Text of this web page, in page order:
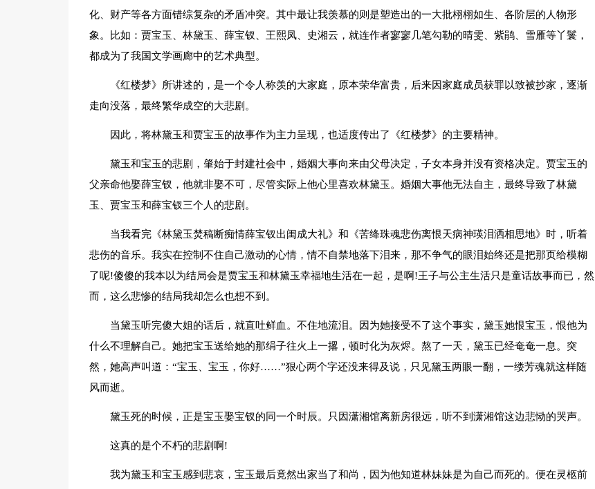
化、财产等各方面错综复杂的矛盾冲突。其中最让我羡慕的则是塑造出的一大批栩栩如生、各阶层的人物形
象。比如：贾宝玉、林黛玉、薛宝钗、王熙凤、史湘云，就连作者寥寥几笔勾勒的晴雯、紫鹃、雪雁等丫鬟，
都成为了我国文学画廊中的艺术典型。
《红楼梦》所讲述的，是一个令人称羡的大家庭，原本荣华富贵，后来因家庭成员获罪以致被抄家，逐渐
走向没落，最终繁华成空的大悲剧。
因此，将林黛玉和贾宝玉的故事作为主力呈现，也适度传出了《红楼梦》的主要精神。
黛玉和宝玉的悲剧，肇始于封建社会中，婚姻大事向来由父母决定，子女本身并没有资格决定。贾宝玉的
父亲命他娶薛宝钗，他就非娶不可，尽管实际上他心里喜欢林黛玉。婚姻大事他无法自主，最终导致了林黛
玉、贾宝玉和薛宝钗三个人的悲剧。
当我看完《林黛玉焚稿断痴情薛宝钗出闺成大礼》和《苦绛珠魂悲伤离恨天病神瑛泪洒相思地》时，听着
悲伤的音乐。我实在控制不住自己激动的心情，情不自禁地落下泪来，那不争气的眼泪始终还是把那页给模糊
了呢!傻傻的我本以为结局会是贾宝玉和林黛玉幸福地生活在一起，是啊!王子与公主生活只是童话故事而已，然
而，这么悲惨的结局我却怎么也想不到。
当黛玉听完傻大姐的话后，就直吐鲜血。不住地流泪。因为她接受不了这个事实，黛玉她恨宝玉，恨他为
什么不理解自己。她把宝玉送给她的那绢子往火上一撂，顿时化为灰烬。熬了一天，黛玉已经奄奄一息。突
然，她高声叫道：“宝玉、宝玉，你好……”狠心两个字还没来得及说，只见黛玉两眼一翻，一缕芳魂就这样随
风而逝。
黛玉死的时候，正是宝玉娶宝钗的同一个时辰。只因潇湘馆离新房很远，听不到潇湘馆这边悲恸的哭声。
这真的是个不朽的悲剧啊!
我为黛玉和宝玉感到悲哀，宝玉最后竟然出家当了和尚，因为他知道林妹妹是为自己而死的。便在灵柩前